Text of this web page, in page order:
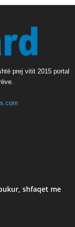
prej vitit 2015 portal
shfaqet me